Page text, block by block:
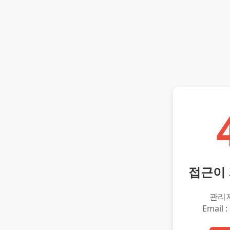
접근이
관리
Email